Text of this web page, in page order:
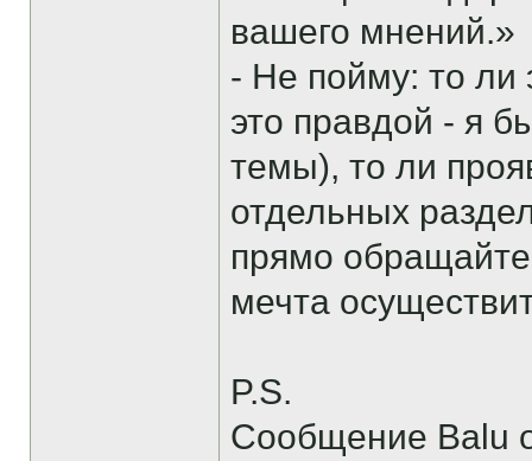
вашего мнений.»
- Не пойму: то ли
это правдой - я
темы), то ли
отдельных
прямо
мечта
P.S.
Сообщение Balu